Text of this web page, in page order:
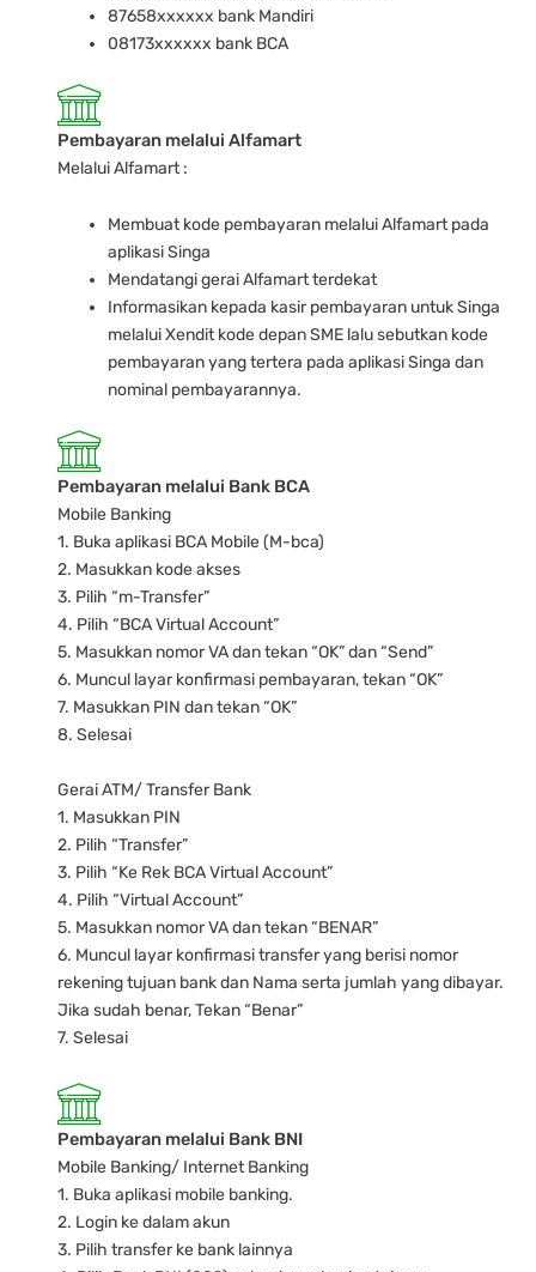
87658xxxxxx bank Mandiri
08173xxxxxx bank BCA
Pembayaran melalui Alfamart
Melalui Alfamart :
Membuat kode pembayaran melalui Alfamart pada
aplikasi Singa
Mendatangi gerai Alfamart terdekat
Informasikan kepada kasir pembayaran untuk Singa
melalui Xendit kode depan SME lalu sebutkan kode
pembayaran yang tertera pada aplikasi Singa dan
nominal pembayarannya.
Pembayaran melalui Bank BCA
Mobile Banking
1. Buka aplikasi BCA Mobile (M-bca)
2. Masukkan kode akses
3. Pilih “m-Transfer”
4. Pilih “BCA Virtual Account”
5. Masukkan nomor VA dan tekan “OK” dan “Send”
6. Muncul layar konfirmasi pembayaran, tekan “OK”
7. Masukkan PIN dan tekan “OK”
8. Selesai
Gerai ATM/ Transfer Bank
1. Masukkan PIN
2. Pilih “Transfer”
3. Pilih “Ke Rek BCA Virtual Account”
4. Pilih “Virtual Account”
5. Masukkan nomor VA dan tekan “BENAR”
6. Muncul layar konfirmasi transfer yang berisi nomor
rekening tujuan bank dan Nama serta jumlah yang dibayar.
Jika sudah benar, Tekan “Benar”
7. Selesai
Pembayaran melalui Bank BNI
Mobile Banking/ Internet Banking
1. Buka aplikasi mobile banking.
2. Login ke dalam akun
3. Pilih transfer ke bank lainnya